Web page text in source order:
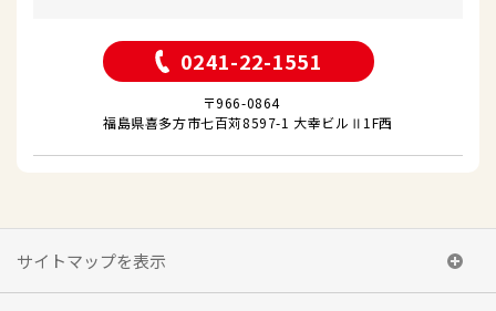
0241-22-1551
〒966-0864
福島県喜多方市七百苅8597-1 大幸ビルⅡ1F西
サイトマップを表示